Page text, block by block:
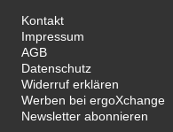
Kontakt
Impressum
AGB
Datenschutz
Widerruf erklären
Werben bei ergoXchange
Newsletter abonnieren